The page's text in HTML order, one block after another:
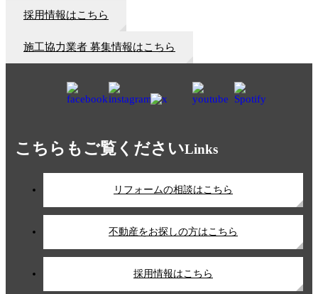
採用情報はこちら
施工協力業者 募集情報はこちら
こちらもご覧くださいLinks
リフォームの相談はこちら
不動産をお探しの方はこちら
採用情報はこちら